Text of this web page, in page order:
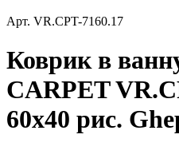
Арт. VR.CPT-7160.17
Коврик в
CARPET
60х40 рис.